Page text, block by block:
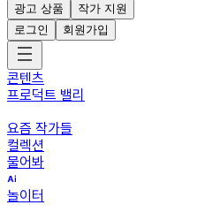
광고 상품
작가 지원
로그인
회원가입
콘텐츠
프로덕트 밸리
요즘 작가들
컬렉션
물어봐
놀이터